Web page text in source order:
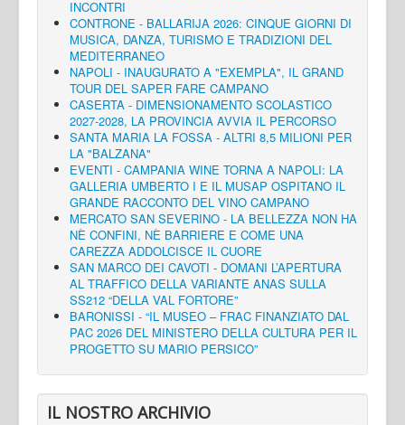
INCONTRI
CONTRONE - BALLARIJA 2026: CINQUE GIORNI DI
MUSICA, DANZA, TURISMO E TRADIZIONI DEL
MEDITERRANEO
NAPOLI - INAUGURATO A "EXEMPLA", IL GRAND
TOUR DEL SAPER FARE CAMPANO
CASERTA - DIMENSIONAMENTO SCOLASTICO
2027-2028, LA PROVINCIA AVVIA IL PERCORSO
SANTA MARIA LA FOSSA - ALTRI 8,5 MILIONI PER
LA "BALZANA"
EVENTI - CAMPANIA WINE TORNA A NAPOLI: LA
GALLERIA UMBERTO I E IL MUSAP OSPITANO IL
GRANDE RACCONTO DEL VINO CAMPANO
MERCATO SAN SEVERINO - LA BELLEZZA NON HA
NÈ CONFINI, NÈ BARRIERE E COME UNA
CAREZZA ADDOLCISCE IL CUORE
SAN MARCO DEI CAVOTI - DOMANI L’APERTURA
AL TRAFFICO DELLA VARIANTE ANAS SULLA
SS212 “DELLA VAL FORTORE”
BARONISSI - “IL MUSEO – FRAC FINANZIATO DAL
PAC 2026 DEL MINISTERO DELLA CULTURA PER IL
PROGETTO SU MARIO PERSICO”
IL NOSTRO ARCHIVIO